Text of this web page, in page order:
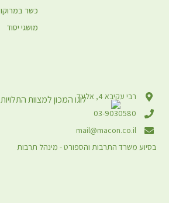
רבי עקיבא 4, אלעד
03-9030580
mail@macon.co.il
בסיוע משרד התרבות והספורט - מינהל תרבות
כשר במרוקו
מושגי יסוד